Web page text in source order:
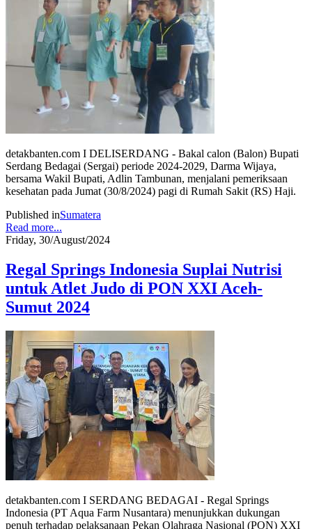
detakbanten.com I DELISERDANG - Bakal calon (Balon) Bupati
Serdang Bedagai (Sergai) periode 2024-2029, Darma Wijaya,
bersama Wakil Bupati, Adlin Tambunan, menjalani pemeriksaan
kesehatan pada Jumat (30/8/2024) pagi di Rumah Sakit (RS) Haji.
Published inSumatera
Read more...
Friday, 30/August/2024
Regal Springs Indonesia Suplai Nutrisi
untuk Atlet Judo di PON XXI Aceh-
Sumut 2024
detakbanten.com I SERDANG BEDAGAI - Regal Springs
Indonesia (PT Aqua Farm Nusantara) menunjukkan dukungan
penuh terhadap pelaksanaan Pekan Olahraga Nasional (PON) XXI